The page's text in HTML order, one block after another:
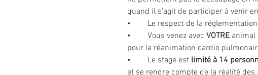
quand il s'agit de participer à venir
•	Le respect de la
•	Vous venez avec VOTRE animal
pour la réanimation cardio
•	Le stage est limité à 14
et se rendre compte de la réalité